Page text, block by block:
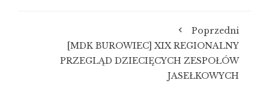
Poprzedni
[MDK BUROWIEC] XIX REGIONALNY
PRZEGLĄD DZIECIĘCYCH ZESPOŁÓW
JASEŁKOWYCH